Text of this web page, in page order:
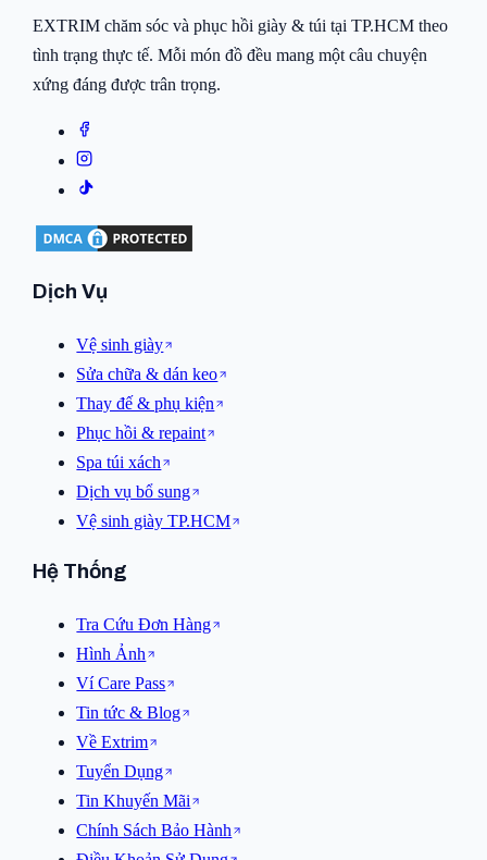
EXTRIM chăm sóc và phục hồi giày & túi tại TP.HCM theo
tình trạng thực tế. Mỗi món đồ đều mang một câu chuyện
xứng đáng được trân trọng.
Dịch Vụ
Vệ sinh giày
Sửa chữa & dán keo
Thay đế & phụ kiện
Phục hồi & repaint
Spa túi xách
Dịch vụ bổ sung
Vệ sinh giày TP.HCM
Hệ Thống
Tra Cứu Đơn Hàng
Hình Ảnh
Ví Care Pass
Tin tức & Blog
Về Extrim
Tuyển Dụng
Tin Khuyến Mãi
Chính Sách Bảo Hành